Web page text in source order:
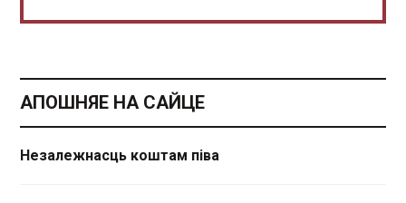
АПОШНЯЕ НА САЙЦЕ
Незалежнасць коштам піва